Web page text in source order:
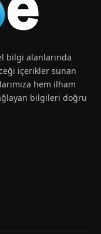
bilgi alanlarında
içerikler sunan
hem ilham
bilgileri doğru